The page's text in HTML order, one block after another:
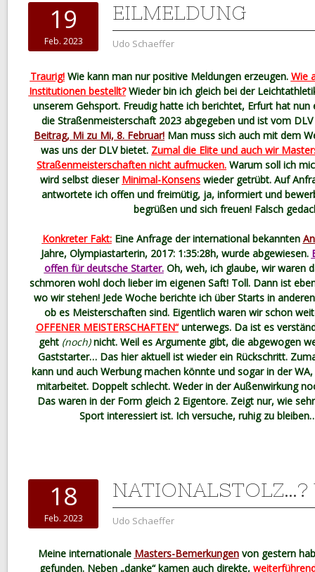
19
Feb. 2023
EILMELDUNG
Udo Schaeffer
Traurig!Wie kann man nur positive Meldungen erzeugen. Wie
Institutionen bestellt?Wieder bin ich gleich bei der
unserem Gehsport. Freudig hatte ich berichtet, Erfurt hat nun
die Straßenmeisterschaft 2023 abgegeben und ist vom
Beitrag, Mi zu Mi, 8. Februar! Man muss sich auch mit dem
was uns der DLV bietet. Zumal die Elite und auch wir
Straßenmeisterschaften nicht aufmucken. Warum soll ich
wird selbst dieser Minimal-Konsens wieder getrübt. Auf
antwortete ich offen und freimütig, ja, informiert und
begrüßen und sich freuen! Falsch
Konkreter Fakt:Eine Anfrage der international bekannten
Jahre, Olympiastarterin, 2017: 1:35:28h, wurde abgewiesen.
offen für deutsche Starter.Oh, weh, ich glaube, wir waren
schmoren wohl doch lieber im eigenen Saft! Toll. Dann ist
wo wir stehen! Jede Woche berichte ich über Starts in
ob es Meisterschaften sind. Eigentlich waren wir schon
OFFENER MEISTERSCHAFTEN“unterwegs. Da ist es
geht (noch)nicht. Weil es Argumente gibt, die abgewogen
Gaststarter… Das hier aktuell ist wieder ein Rückschritt.
kann und auch Werbung machen könnte und sogar in der
mitarbeitet. Doppelt schlecht. Weder in der Außenwirkung
Das waren in der Form gleich 2 Eigentore. Zeigt nur, wie
Sport interessiert ist. Ich versuche, ruhig zu
18
Feb. 2023
NATIONALSTOLZ…?
Udo Schaeffer
Meine internationale Masters-Bemerkungenvon gestern
gefunden. Neben „danke“ kamen auch direkte,